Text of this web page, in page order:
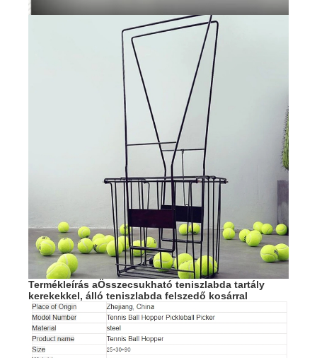
Termékleírás aÖsszecsukható teniszlabda tartály
kerekekkel, álló teniszlabda felszedő kosárral